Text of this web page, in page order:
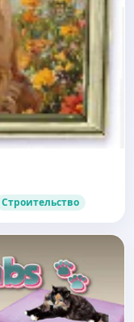
Строительство